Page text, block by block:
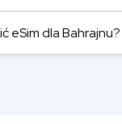
eSim dla Bahrajnu?